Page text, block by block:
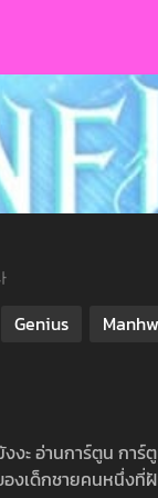
Genius
งะ อ่านการ์ตูน กา
งเด็กชายคนหนึ่ง